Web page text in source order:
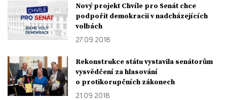
Nový projekt Chvíle pro Senát chce
podpořit demokracii v nadcházejících
volbách
27. 09. 2018
Rekonstrukce státu vystavila senátorům
vysvědčení za hlasování
o protikorupčních zákonech
21. 09. 2018